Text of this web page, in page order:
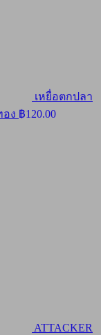
เหยื่อตกปลา
อง ฿120.00
ATTACKER